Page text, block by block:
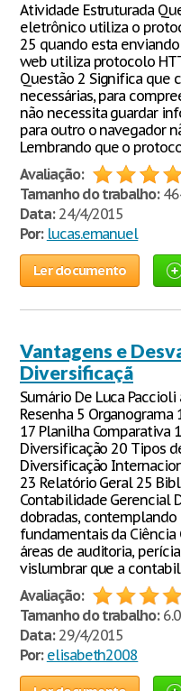
Atividade Estruturada
eletrônico utiliza o
25 quando esta
web utiliza protocolo
Questão 2 Significa que
necessárias, para
não necessita guardar
para outro o navegador
Lembrando que o
Avaliação:
Tamanho do trabalho:
Data:24/4/2015
Por: lucas.emanuel
Ler documento
Vantagens e
Diversificaçã
Sumário De Luca
Resenha 5 Organograma
17 Planilha Comparativa
Diversificação 20 Tipos
Diversificação
23 Relatório Geral 25
Contabilidade Gerencial
dobradas,
fundamentais da
áreas de auditoria,
vislumbrar que a
Avaliação:
Tamanho do trabalho:
Data:29/4/2015
Por: elisabeth2008